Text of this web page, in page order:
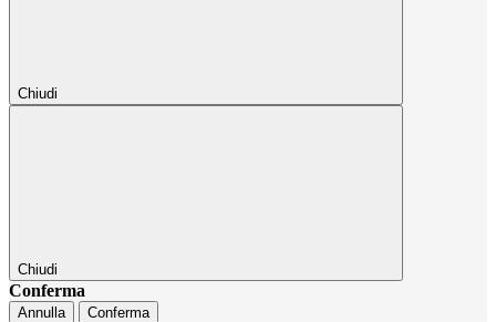
Chiudi
Chiudi
Conferma
Annulla Conferma